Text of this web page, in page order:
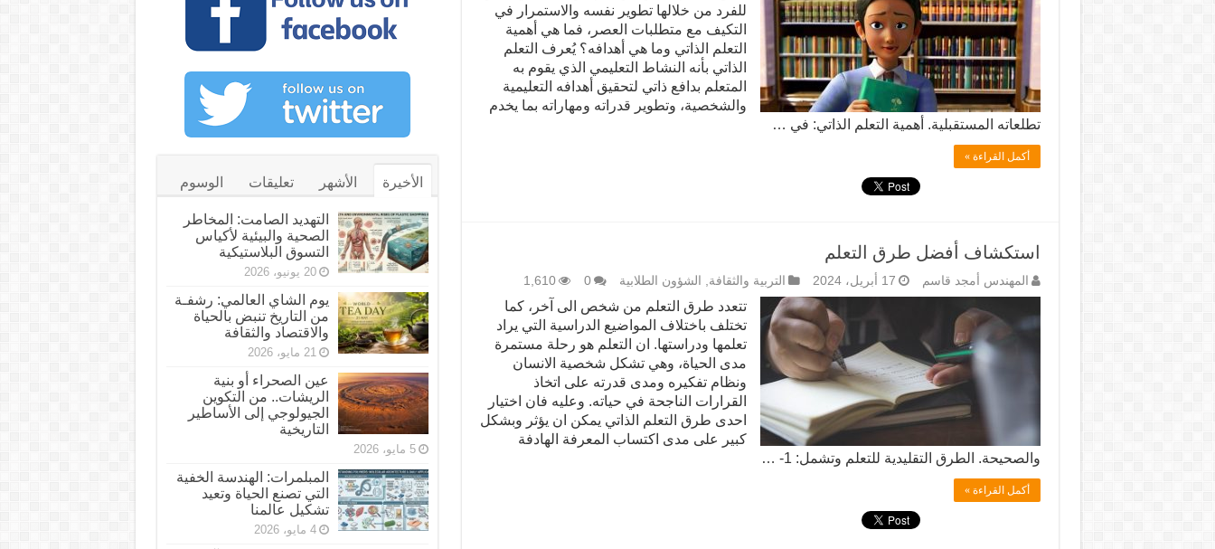
للفرد من خلالها تطوير نفسه والاستمرار في
التكيف مع متطلبات العصر، فما هي أهمية
التعلم الذاتي وما هي أهدافه؟ يُعرف التعلم
الذاتي بأنه النشاط التعليمي الذي يقوم به
المتعلم بدافع ذاتي لتحقيق أهدافه التعليمية
والشخصية، وتطوير قدراته ومهاراته بما يخدم
تطلعاته المستقبلية. أهمية التعلم الذاتي: في …
أكمل القراءة »
استكشاف أفضل طرق التعلم
المهندس أمجد قاسم 17 أبريل، 2024 التربية والثقافة, الشؤون الطلابية 0
1,610
تتعدد طرق التعلم من شخص الى آخر، كما
تختلف باختلاف المواضيع الدراسية التي يراد
تعلمها ودراستها. ان التعلم هو رحلة مستمرة
مدى الحياة، وهي تشكل شخصية الانسان
ونظام تفكيره ومدى قدرته على اتخاذ
القرارات الناجحة في حياته. وعليه فان اختيار
احدى طرق التعلم الذاتي يمكن ان يؤثر وبشكل
كبير على مدى اكتساب المعرفة الهادفة
والصحيحة. الطرق التقليدية للتعلم وتشمل: 1- …
أكمل القراءة »
الأخيرة الأشهر تعليقات الوسوم
التهديد الصامت: المخاطر
الصحية والبيئية لأكياس
التسوق البلاستيكية
20 يونيو، 2026
يوم الشاي العالمي: رشفـة
من التاريخ تنبض بالحياة
والاقتصاد والثقافة
21 مايو، 2026
عين الصحراء أو بنية
الريشات.. من التكوين
الجيولوجي إلى الأساطير
التاريخية
5 مايو، 2026
المبلمرات: الهندسة الخفية
التي تصنع الحياة وتعيد
تشكيل عالمنا
4 مايو، 2026